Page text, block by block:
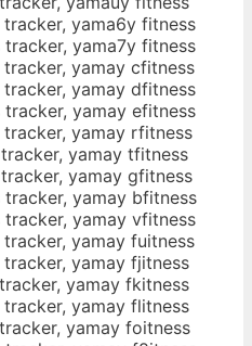
yama6y fitness
yama7y fitness
yamay cfitness
yamay dfitness
yamay efitness
yamay rfitness
yamay tfitness
yamay gfitness
yamay bfitness
yamay vfitness
yamay fuitness
yamay fjitness
yamay fkitness
yamay flitness
yamay foitness